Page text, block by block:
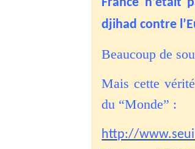
djihad contre
Beaucoup de
Mais cette
du “Monde” :
http://